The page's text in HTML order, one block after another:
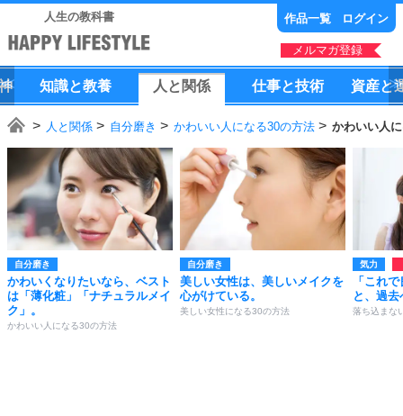
人生の教科書 作品一覧 ログイン
メルマガ登録
知識と教養 人 と 関係 仕事と技術 資産と
人と関係 自分磨き かわいい人になる30の方法 かわいい人
自分磨き
かわいくなりたいなら、ベスト
は「薄化粧」「ナチュラルメイ
ク」。
かわいい人になる30の方法
自分磨き
美しい女性は、美しいメイクを
心がけている。
美しい女性になる30の方法
気力
「これ
と、過
落ち込まな